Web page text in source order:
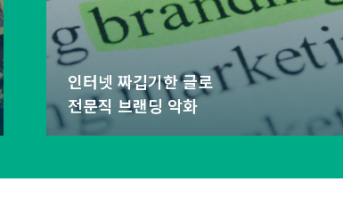
인터넷 짜깁기한 글로
전문직 브랜딩 악화